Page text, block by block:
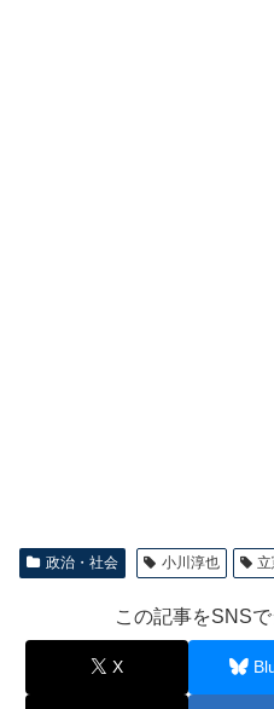
政治・社会 小川淳也
この記事をSNS
X